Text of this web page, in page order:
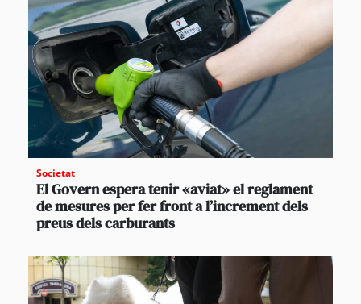
Societat
El Govern espera tenir «aviat» el reglament
de mesures per fer front a l’increment dels
preus dels carburants